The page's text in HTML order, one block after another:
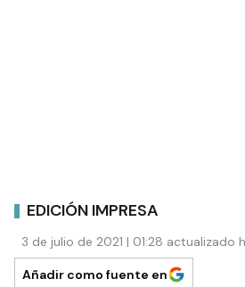
EDICIÓN IMPRESA
3 de julio de 2021 | 01:28 actualizado
Añadir como fuente en